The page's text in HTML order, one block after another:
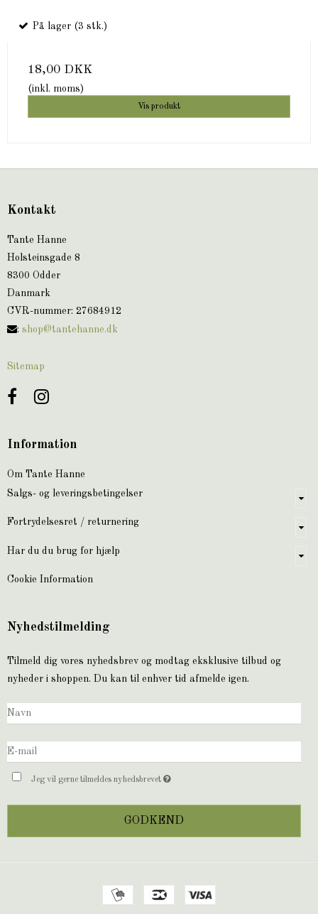
På lager (3 stk.)
18,00 DKK
(inkl. moms)
Vis produkt
Kontakt
Tante Hanne
Holsteinsgade 8
8300 Odder
Danmark
CVR-nummer: 27684912
: shop@tantehanne.dk
Sitemap
Information
Om Tante Hanne
Salgs- og leveringsbetingelser
Fortrydelsesret / returnering
Har du du brug for hjælp
Cookie Information
Nyhedstilmelding
Tilmeld dig vores nyhedsbrev og modtag eksklusive tilbud og
nyheder i shoppen. Du kan til enhver tid afmelde igen.
Jeg vil gerne tilmeldes nyhedsbrevet
GODKEND